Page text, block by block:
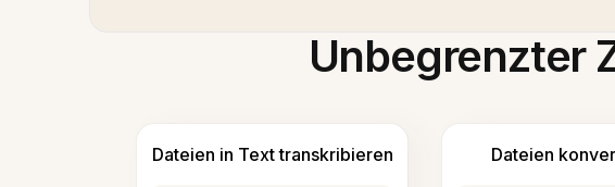
Unbegrenzter
Dateien in Text transkribieren Dateien